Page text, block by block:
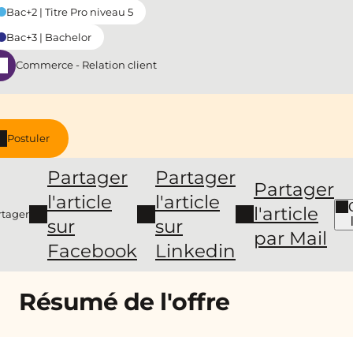
Postuler
Partager
l'article
sur
Facebook
Partager
l'article
sur
Linkedin
Partager
l'article
par Mail
Bac+2 | Titre Pro niveau 5
Bac+3 | Bachelor
Commerce - Relation client
Résumé de l'offre